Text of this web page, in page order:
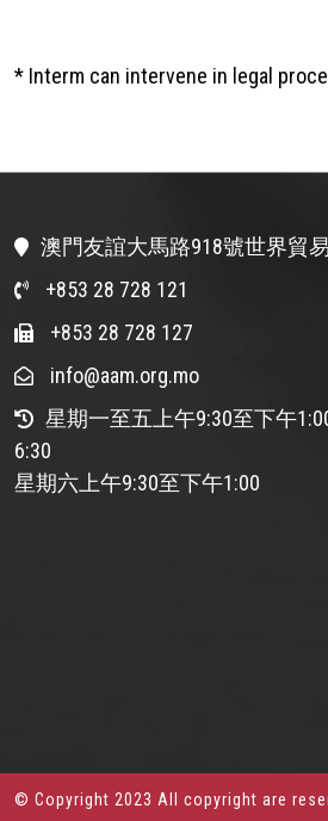
* Interm can intervene in legal
澳門友誼大馬路918號世界貿
+853 28 728 121
+853 28 728 127
info@aam.org.mo
星期一至五上午9:30至下午
6:30
星期六上午9:30至下午1:00
© Copyright 2023 All copyright are